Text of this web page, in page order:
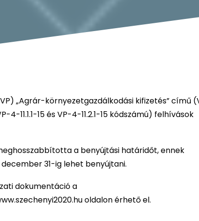
„Agrár-környezetgazdálkodási kifizetés” című
4-11.1.1-15 és VP-4-11.2.1-15 kódszámú) felhívások
a benyújtási határidőt, ennek
31-ig lehet benyújtani.
dokumentáció a
oldalon érhető el.